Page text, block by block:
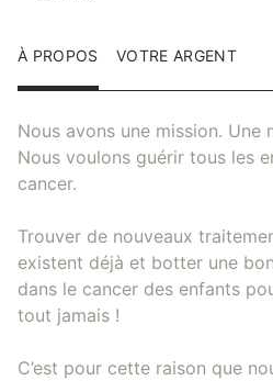
À PROPOS VOTRE ARGENT
Nous avons une mission. Une
Nous voulons guérir tous les
cancer.
Trouver de nouveaux
existent déjà et botter une
dans le cancer des enfants
tout jamais !
C’est pour cette raison que